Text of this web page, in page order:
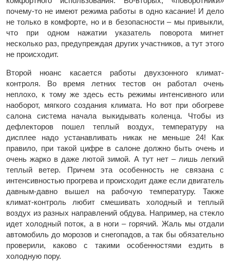
почему-то не имеют режима работы в одно касание! И дело
не только в комфорте, но и в безопасности – мы привыкли,
что при одном нажатии указатель поворота мигнет
несколько раз, предупреждая других участников, а тут этого
не происходит.
Второй нюанс касается работы двухзонного климат-
контроля. Во время летних тестов он работал очень
неплохо, к тому же здесь есть режимы интенсивного или
наоборот, мягкого создания климата. Но вот при обогреве
салона система начала выкидывать коленца. Чтобы из
дефлекторов пошел теплый воздух, температуру на
дисплее надо устанавливать никак не меньше 24! Как
правило, при такой цифре в салоне должно быть очень и
очень жарко в даже лютой зимой. А тут нет – лишь легкий
теплый ветер. Причем эта особенность не связана с
интенсивностью прогрева и происходит даже если двигатель
давным-давно вышел на рабочую температуру. Также
климат-контроль любит смешивать холодный и теплый
воздух из разных направлений обдува. Например, на стекло
идет холодный поток, а в ноги – горячий. Жаль мы отдали
автомобиль до морозов и снегопадов, а так бы обязательно
проверили, каково с такими особенностями ездить в
холодную пору.